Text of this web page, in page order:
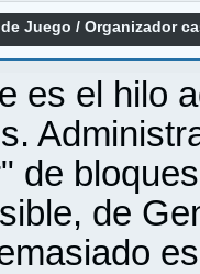
Juego /Organizador
es el hilo
de
de